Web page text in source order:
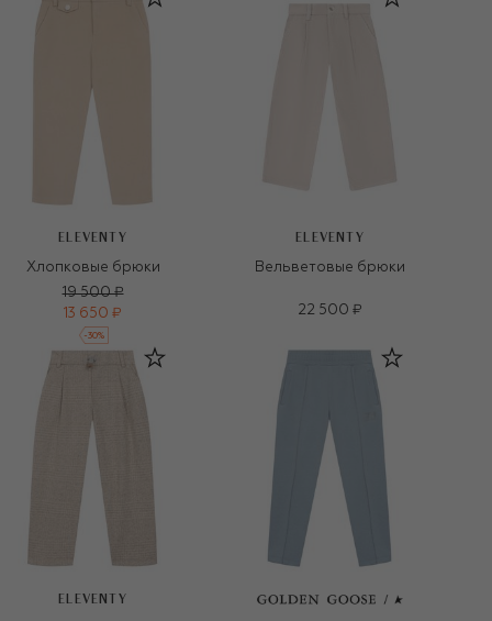
ELEVENTY
Хлопковые брюки
19 500 ₽
13 650 ₽
-30%
ELEVENTY
Вельветовые брюки
22 500 ₽
ELEVENTY